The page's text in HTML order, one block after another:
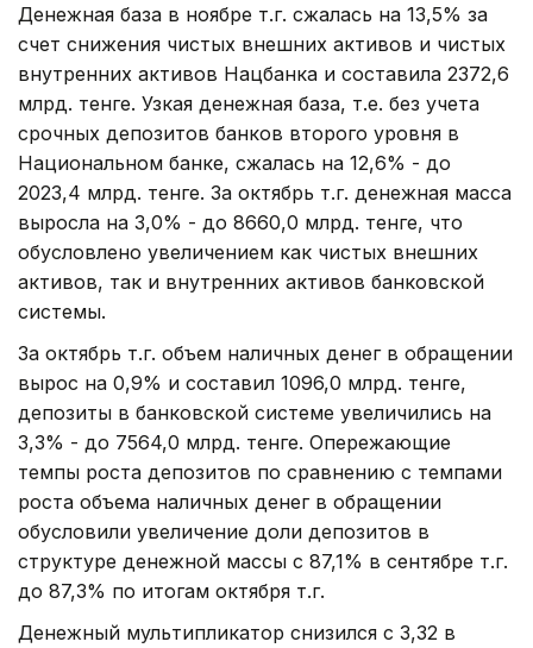
Денежная база в ноябре т.г. сжалась на 13,5% за
счет снижения чистых внешних активов и чистых
внутренних активов Нацбанка и составила 2372,6
млрд. тенге. Узкая денежная база, т.е. без учета
срочных депозитов банков второго уровня в
Национальном банке, сжалась на 12,6% - до
2023,4 млрд. тенге. За октябрь т.г. денежная масса
выросла на 3,0% - до 8660,0 млрд. тенге, что
обусловлено увеличением как чистых внешних
активов, так и внутренних активов банковской
системы.
За октябрь т.г. объем наличных денег в обращении
вырос на 0,9% и составил 1096,0 млрд. тенге,
депозиты в банковской системе увеличились на
3,3% - до 7564,0 млрд. тенге. Опережающие
темпы роста депозитов по сравнению с темпами
роста объема наличных денег в обращении
обусловили увеличение доли депозитов в
структуре денежной массы с 87,1% в сентябре т.г.
до 87,3% по итогам октября т.г.
Денежный мультипликатор снизился с 3,32 в